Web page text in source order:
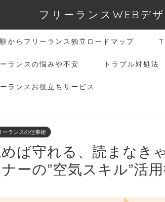
フリーランスWEBデ
からフリーランス独立ロードマップ
ランスの悩みや不安 トラブル対処法
ランスお役立ちサービス
ーランスの仕事術
ば守れる、読まなき
ーの”空気スキル”活